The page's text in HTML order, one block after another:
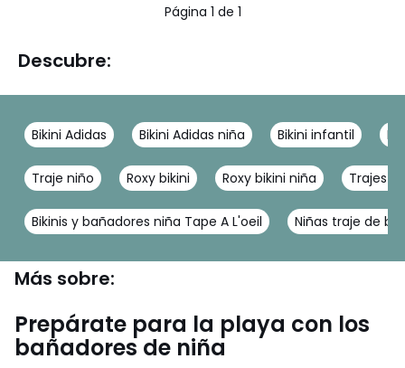
Página 1 de 1
Descubre:
Bikini Adidas Bikini Adidas niña Bikini infantil
Traje niño Roxy bikini Roxy bikini niña Trajes
Bikinis y bañadores niña Tape A L'oeil Niñas traje de
Más sobre:
Prepárate para la playa con los
bañadores de niña